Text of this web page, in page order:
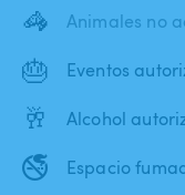
🦓 Animales no
🎂 Eventos
🥂 Alcohol
🚭 Espacio